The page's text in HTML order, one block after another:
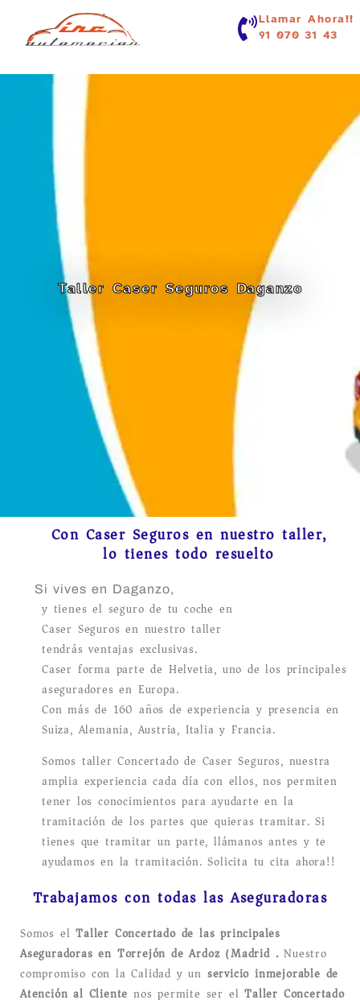
Llamar Ahora!!
91 070 31 43
Taller Caser Seguros Daganzo
Con Caser Seguros en nuestro taller,
lo tienes todo resuelto
Si vives en Daganzo,
y tienes el seguro de tu coche en
Caser Seguros en nuestro taller
tendrás ventajas exclusivas.
Caser forma parte de Helvetia, uno de los principales
aseguradores en Europa.
Con más de 160 años de experiencia y presencia en
Suiza, Alemania, Austria, Italia y Francia.
Somos taller Concertado de Caser Seguros, nuestra
amplia experiencia cada día con ellos, nos permiten
tener los conocimientos para ayudarte en la
tramitación de los partes que quieras tramitar. Si
tienes que tramitar un parte, llámanos antes y te
ayudamos en la tramitación. Solicita tu cita ahora!!
Trabajamos con todas las Aseguradoras
Somos elTaller Concertado de las principales
Aseguradoras en Torrejón de Ardoz (Madrid).Nuestro
compromiso con la Calidad y un servicio inmejorable de
Atención al Clientenos permite ser elTaller Concertado